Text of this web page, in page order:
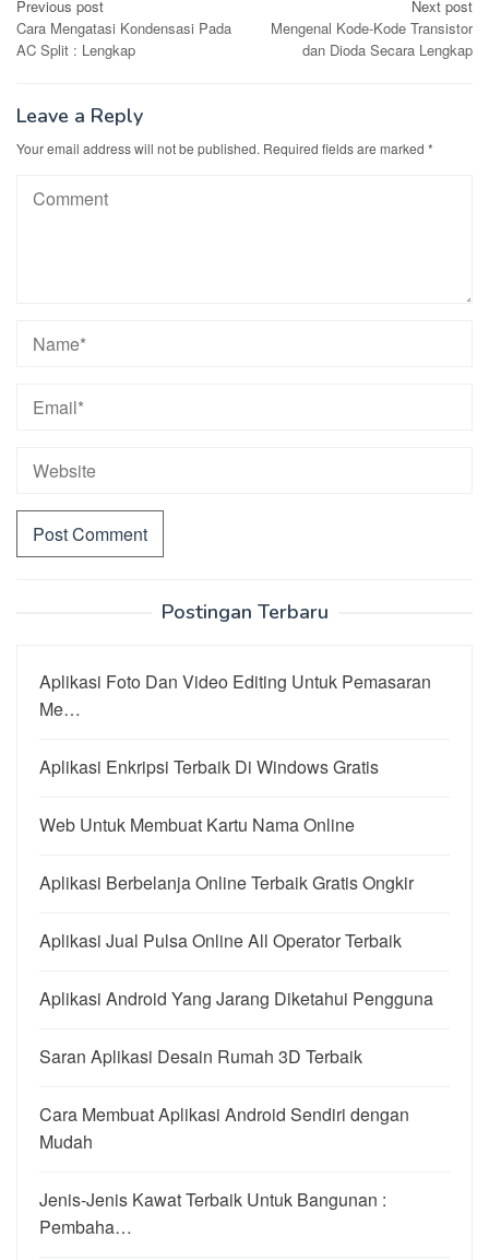
Post
navigation
Previous post
Cara Mengatasi Kondensasi Pada
AC Split : Lengkap
Next post
Mengenal Kode-Kode Transistor
dan Dioda Secara Lengkap
Leave a Reply
Your email address will not be published. Required fields are marked *
Postingan Terbaru
Aplikasi Foto Dan Video Editing Untuk Pemasaran
Me…
Aplikasi Enkripsi Terbaik Di Windows Gratis
Web Untuk Membuat Kartu Nama Online
Aplikasi Berbelanja Online Terbaik Gratis Ongkir
Aplikasi Jual Pulsa Online All Operator Terbaik
Aplikasi Android Yang Jarang Diketahui Pengguna
Saran Aplikasi Desain Rumah 3D Terbaik
Cara Membuat Aplikasi Android Sendiri dengan
Mudah
Jenis-Jenis Kawat Terbaik Untuk Bangunan :
Pembaha…